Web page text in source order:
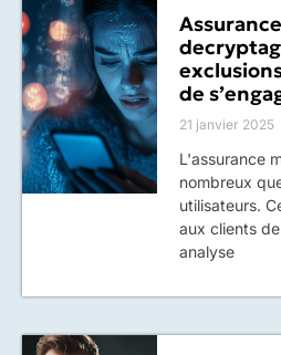
de
21 janvier 2025
L'assurance
nombreux
utilisateurs.
aux clients
analyse